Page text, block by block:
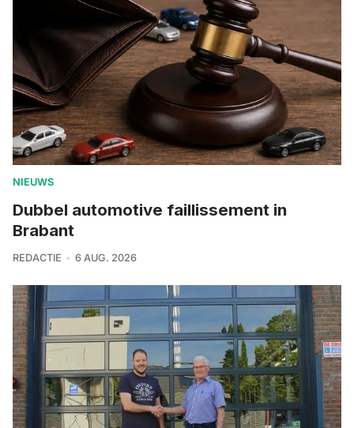
NIEUWS
Dubbel automotive faillissement in
Brabant
REDACTIE 6 AUG. 2026